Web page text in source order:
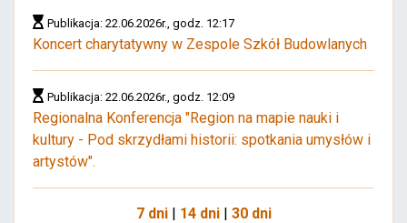
Publikacja: 22.06.2026r., godz. 12:17
Koncert charytatywny w Zespole Szkół Budowlanych
Publikacja: 22.06.2026r., godz. 12:09
Regionalna Konferencja "Region na mapie nauki i
kultury - Pod skrzydłami historii: spotkania umysłów i
artystów".
7 dni| 14 dni| 30 dni